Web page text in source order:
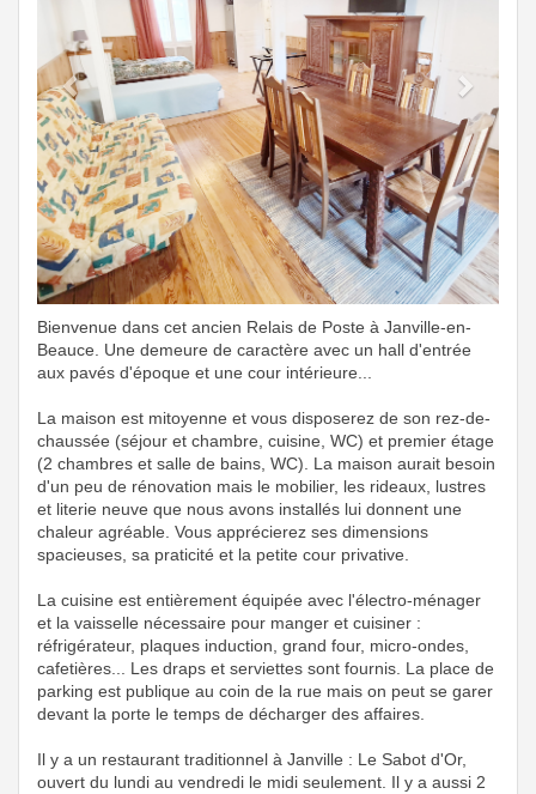
Bienvenue dans cet ancien Relais de Poste à Janville-en-
Beauce. Une demeure de caractère avec un hall d'entrée
aux pavés d'époque et une cour intérieure...
La maison est mitoyenne et vous disposerez de son rez-de-
chaussée (séjour et chambre, cuisine, WC) et premier étage
(2 chambres et salle de bains, WC). La maison aurait besoin
d'un peu de rénovation mais le mobilier, les rideaux, lustres
et literie neuve que nous avons installés lui donnent une
chaleur agréable. Vous apprécierez ses dimensions
spacieuses, sa praticité et la petite cour privative.
La cuisine est entièrement équipée avec l'électro-ménager
et la vaisselle nécessaire pour manger et cuisiner :
réfrigérateur, plaques induction, grand four, micro-ondes,
cafetières... Les draps et serviettes sont fournis. La place de
parking est publique au coin de la rue mais on peut se garer
devant la porte le temps de décharger des affaires.
Il y a un restaurant traditionnel à Janville : Le Sabot d'Or,
ouvert du lundi au vendredi le midi seulement. Il y a aussi 2